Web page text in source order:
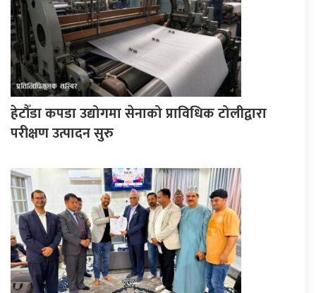
हेटौँडा कपडा उद्योगमा सेनाको प्राविधिक टोलीद्वारा
परीक्षण उत्पादन सुरु